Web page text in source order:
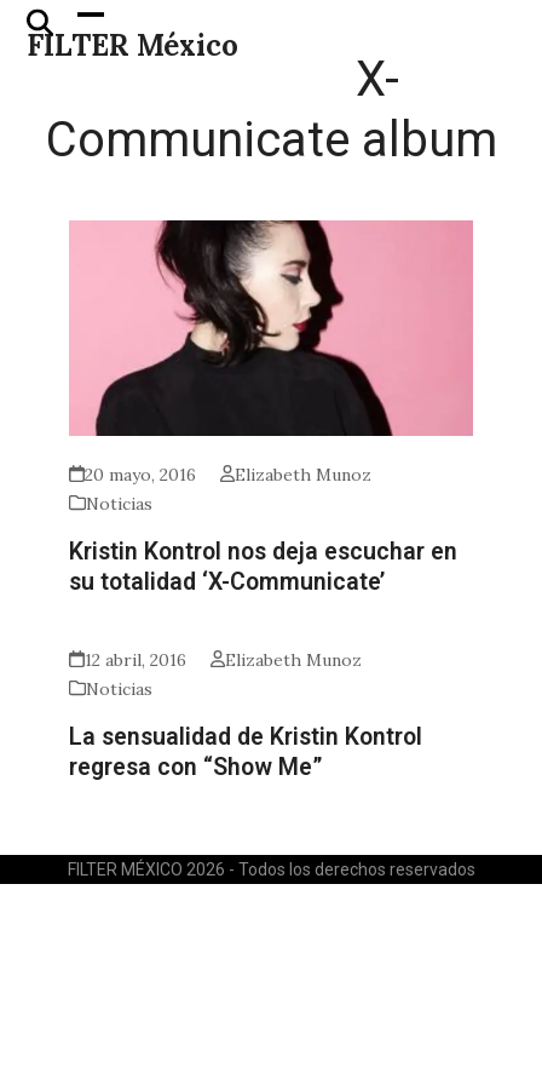
Skip
FILTER México
Open
mobile
Close
mobile
X-
Communicate album
20 mayo, 2016
Elizabeth Munoz
Noticias
Kristin Kontrol nos deja escuchar en
su totalidad ‘X-Communicate’
12 abril, 2016
Elizabeth Munoz
Noticias
La sensualidad de Kristin Kontrol
regresa con “Show Me”
FILTER MÉXICO 2026 - Todos los derechos reservados